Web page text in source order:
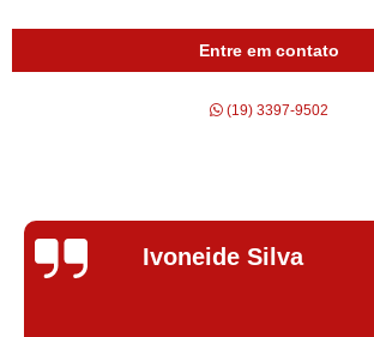
Entre em contato
(19) 3397-9502
Silvana Alves